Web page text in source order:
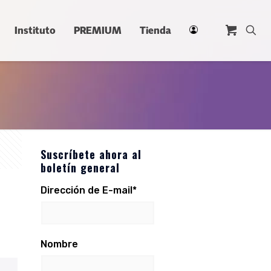
Instituto PREMIUM Tienda
Suscríbete ahora al
boletín general
Dirección de E-mail*
Nombre